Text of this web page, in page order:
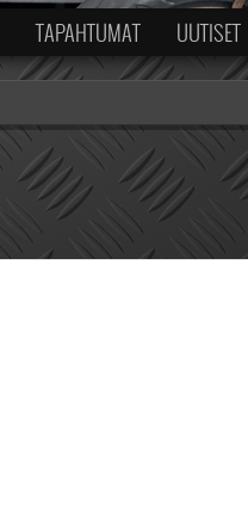
TAPAHTUMAT UUTISET